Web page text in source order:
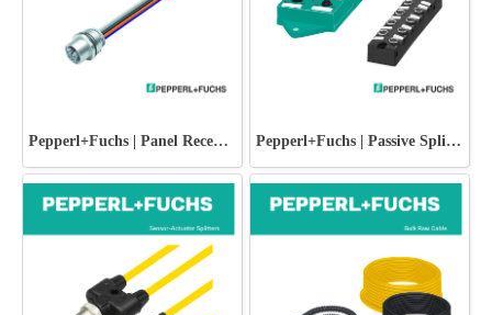
Pepperl+Fuchs | Panel Receptacles Pepperl+Fuchs | Passive Splitters